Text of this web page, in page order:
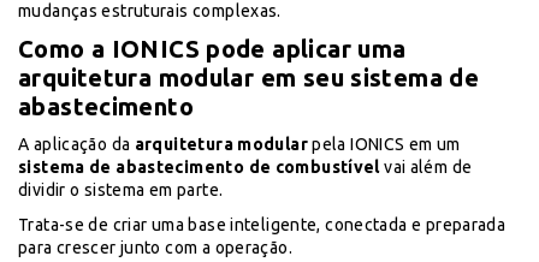
mudanças estruturais complexas.
Como a IONICS pode aplicar uma
arquitetura modular em seu sistema de
abastecimento
A aplicação da arquitetura modularpela IONICS em um
sistema de abastecimento de combustívelvai além de
dividir o sistema em parte.
Trata-se de criar uma base inteligente, conectada e preparada
para crescer junto com a operação.